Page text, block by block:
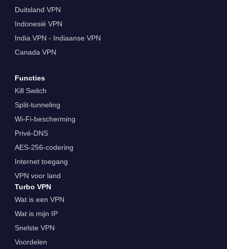
Duitsland VPN
Indonesië VPN
India VPN - Indiaanse VPN
Canada VPN
Functies
Kill Switch
Split-tunneling
Wi-Fi-bescherming
Privé-DNS
AES-256-codering
Internet toegang
VPN voor land
Turbo VPN
Wat is een VPN
Wat is mijn IP
Snelste VPN
Voordelen